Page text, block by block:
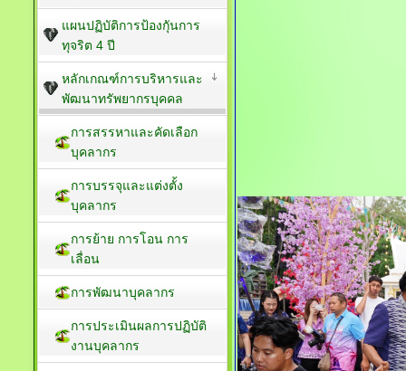
แผนปฏิบัติการป้องกัุนการ
ทุจริต 4 ปี
หลักเกณฑ์การบริหารและ
พัฒนาทรัพยากรบุคคล
การสรรหาและคัดเลือก
บุคลากร
การบรรจุและแต่งตั้ง
บุคลากร
การย้าย การโอน การ
เลื่อน
การพัฒนาบุคลากร
การประเมินผลการปฏิบัติ
งานบุคลากร